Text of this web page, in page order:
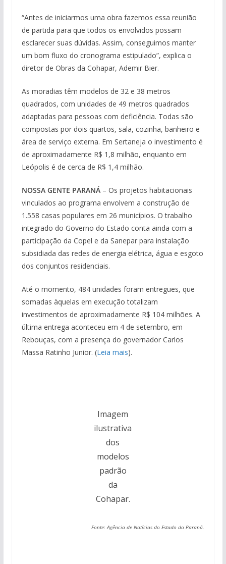
“Antes de iniciarmos uma obra fazemos essa reunião
de partida para que todos os envolvidos possam
esclarecer suas dúvidas. Assim, conseguimos manter
um bom fluxo do cronograma estipulado”, explica o
diretor de Obras da Cohapar, Ademir Bier.
As moradias têm modelos de 32 e 38 metros
quadrados, com unidades de 49 metros quadrados
adaptadas para pessoas com deficiência. Todas são
compostas por dois quartos, sala, cozinha, banheiro e
área de serviço externa. Em Sertaneja o investimento é
de aproximadamente R$ 1,8 milhão, enquanto em
Leópolis é de cerca de R$ 1,4 milhão.
NOSSA GENTE PARANÁ– Os projetos habitacionais
vinculados ao programa envolvem a construção de
1.558 casas populares em 26 municípios. O trabalho
integrado do Governo do Estado conta ainda com a
participação da Copel e da Sanepar para instalação
subsidiada das redes de energia elétrica, água e esgoto
dos conjuntos residenciais.
Até o momento, 484 unidades foram entregues, que
somadas àquelas em execução totalizam
investimentos de aproximadamente R$ 104 milhões. A
última entrega aconteceu em 4 de setembro, em
Rebouças, com a presença do governador Carlos
Massa Ratinho Junior. (Leia mais).
Imagem
ilustrativa
dos
modelos
padrão
da
Cohapar.
Fonte: Agência de Notícias do Estado do Paraná.